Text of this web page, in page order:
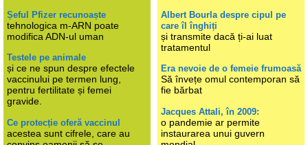
Șeful Pfizer recunoaște
tehnologica m-ARN poate
modifica ADN-ul uman
Testele pe animale
și ce ne spun despre efectele
vaccinului pe termen lung,
pentru fertilitate și femei
gravide.
Ce protecție oferă vaccinul
acestea sunt cifrele, care au
Albert Bourla despre cipul pe
care îl înghiți
și transmite dacă ți-ai luat
tratamentul
Era nevoie de o femeie frumoasă
Să învețe omul contemporan să
fie bărbat
Jacques Attali, în 2009:
o pandemie ar permite
instaurarea unui guvern